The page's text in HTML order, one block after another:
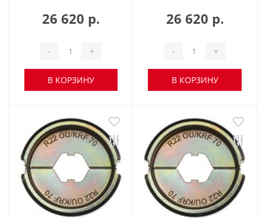
26 620 р.
- +
В КОРЗИНУ
26 620 р.
- +
В КОРЗИНУ